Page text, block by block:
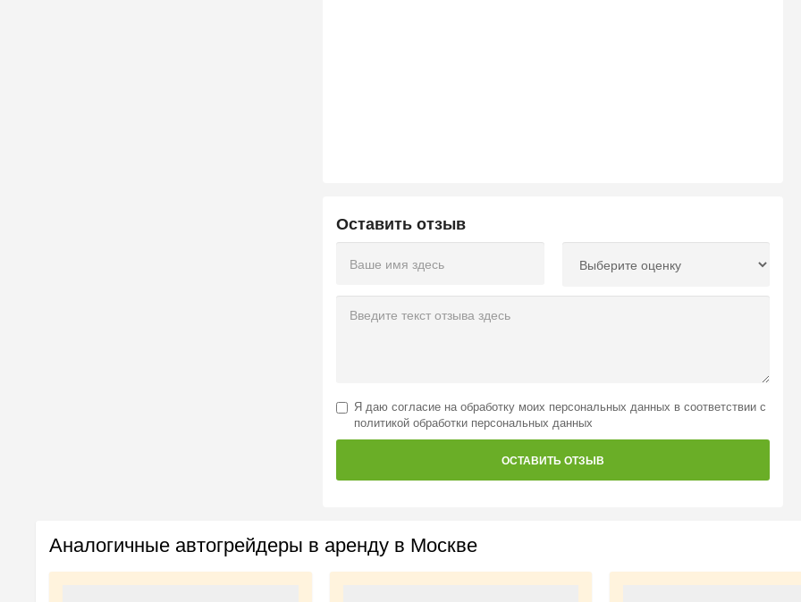
Оставить отзыв
Я даю согласие на обработку моих персональных данных в соответствии с
политикой обработки персональных данных
ОСТАВИТЬ ОТЗЫВ
Аналогичные автогрейдеры в аренду в Москве